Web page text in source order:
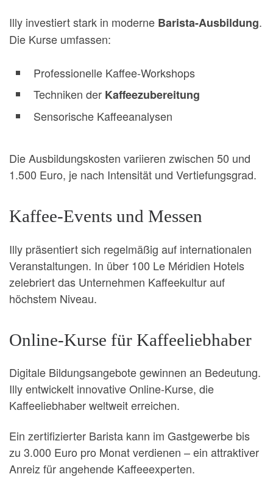
Illy investiert stark in moderne Barista-Ausbildung.
Die Kurse umfassen:
Professionelle Kaffee-Workshops
Techniken der Kaffeezubereitung
Sensorische Kaffeeanalysen
Die Ausbildungskosten variieren zwischen 50 und
1.500 Euro, je nach Intensität und Vertiefungsgrad.
Kaffee-Events und Messen
Illy präsentiert sich regelmäßig auf internationalen
Veranstaltungen. In über 100 Le Méridien Hotels
zelebriert das Unternehmen Kaffeekultur auf
höchstem Niveau.
Online-Kurse für Kaffeeliebhaber
Digitale Bildungsangebote gewinnen an Bedeutung.
Illy entwickelt innovative Online-Kurse, die
Kaffeeliebhaber weltweit erreichen.
Ein zertifizierter Barista kann im Gastgewerbe bis
zu 3.000 Euro pro Monat verdienen – ein attraktiver
Anreiz für angehende Kaffeeexperten.